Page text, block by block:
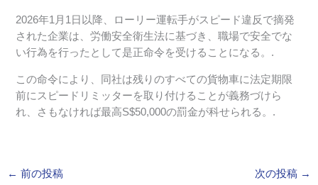
2026年1月1日以降、ローリー運転手がスピード違反で摘発
された企業は、労働安全衛生法に基づき、職場で安全でな
い行為を行ったとして是正命令を受けることになる。.
この命令により、同社は残りのすべての貨物車に法定期限
前にスピードリミッターを取り付けることが義務づけら
れ、さもなければ最高S$50,000の罰金が科せられる。.
← 前の投稿 次の投稿 →